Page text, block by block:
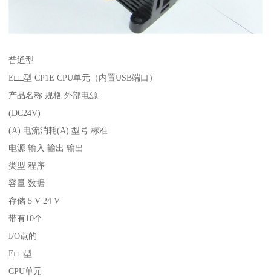
普通型
E□□型 CP1E CPU单元（内置USB端口）
产品名称 规格 外部电源
(DC24V)
(A) 电流消耗(A) 型号 标准
电源 输入 输出 输出
类型 程序
容量 数据
存储 5 V 24 V
带有10个
I/O点的
E□□型
CPU单元